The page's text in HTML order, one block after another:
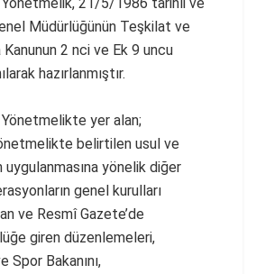
Müdürlüğünün Teşkilat ve
Kanunun 2 nci ve Ek 9 uncu
hazırlanmıştır.
yer alan;
belirtilen usul ve
uygulanmasına yönelik diğer
genel kurulları
ve Resmî Gazete’de
giren düzenlemeleri,
Spor Bakanını,